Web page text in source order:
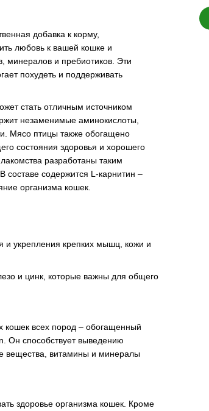
добавка к корму,
любовь к вашей кошке и
минералов и пребиотиков. Эти
похудеть и поддерживать
стать отличным источником
незаменимые аминокислоты,
Мясо птицы также обогащено
состояния здоровья и хорошего
разработаны таким
содержится L-карнитин –
организма кошек.
укрепления крепких мышц, кожи и
и цинк, которые важны для общего
кошек всех пород – обогащенный
Он способствует выведению
вещества, витамины и минералы
здоровье организма кошек. Кроме